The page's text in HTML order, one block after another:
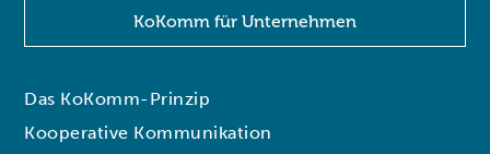
KoKomm für Unternehmen
Das KoKomm-Prinzip
Kooperative Kommunikation